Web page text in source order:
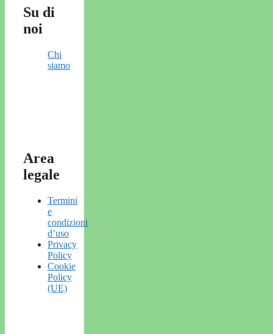
Su di
noi
Chi
siamo
Area
legale
Termini
e
condizioni
d’uso
Privacy
Policy
Cookie
Policy
(UE)